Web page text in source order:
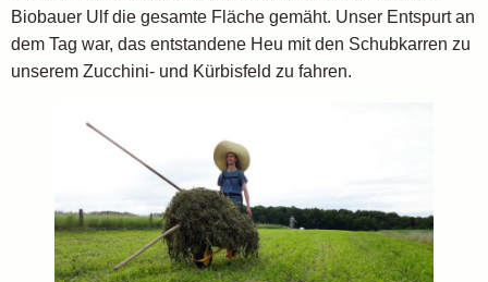
Biobauer Ulf die gesamte Fläche gemäht. Unser Entspurt an
dem Tag war, das entstandene Heu mit den Schubkarren zu
unserem Zucchini- und Kürbisfeld zu fahren.